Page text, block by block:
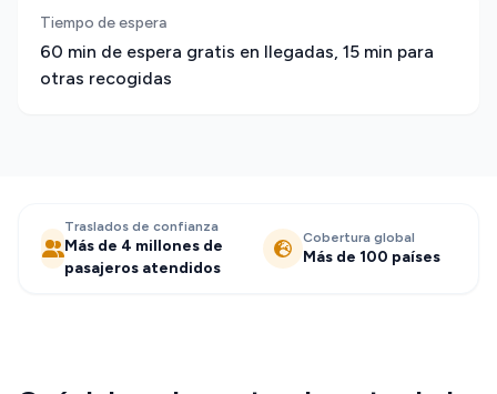
Tiempo de espera
60 min de espera gratis en llegadas, 15 min para
otras recogidas
Traslados de confianza
Más de 4 millones de
pasajeros atendidos
Cobertura global
Más de 100 países